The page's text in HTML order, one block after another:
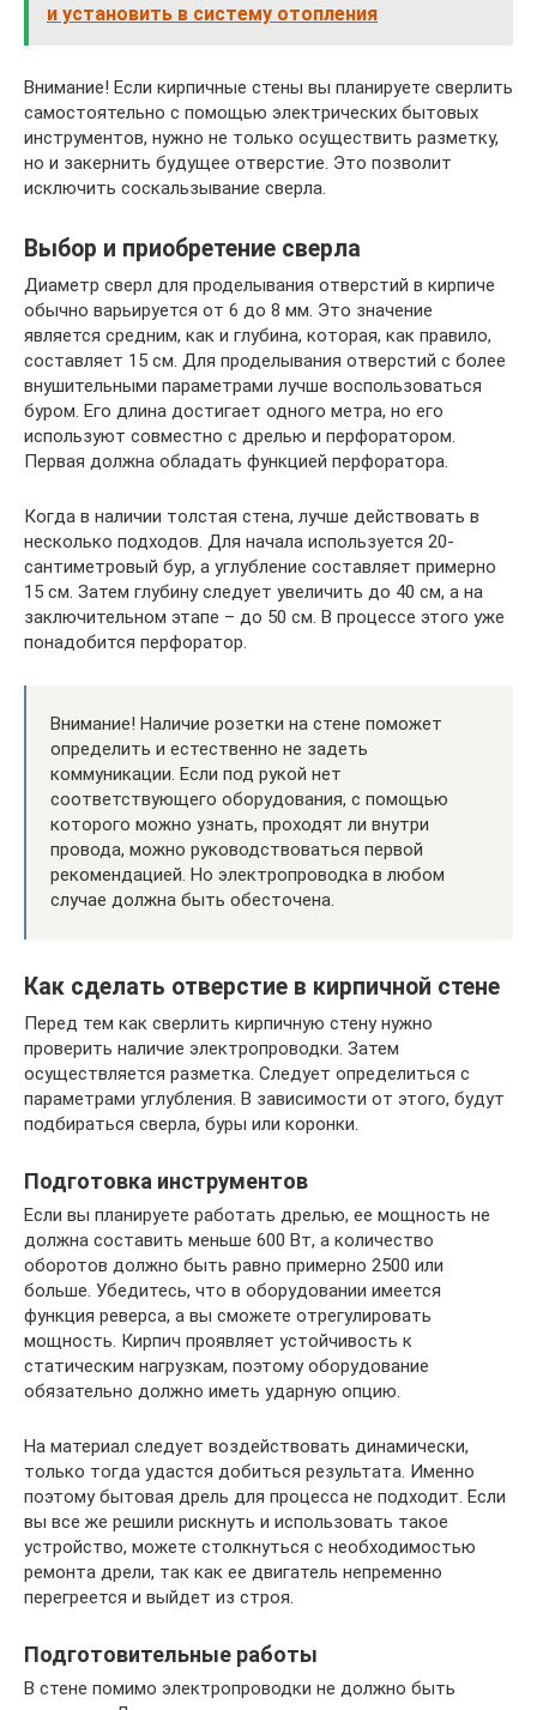
и установить в систему отопления
Внимание! Если кирпичные стены вы планируете сверлить
самостоятельно с помощью электрических бытовых
инструментов, нужно не только осуществить разметку,
но и закернить будущее отверстие. Это позволит
исключить соскальзывание сверла.
Выбор и приобретение сверла
Диаметр сверл для проделывания отверстий в кирпиче
обычно варьируется от 6 до 8 мм. Это значение
является средним, как и глубина, которая, как правило,
составляет 15 см. Для проделывания отверстий с более
внушительными параметрами лучше воспользоваться
буром. Его длина достигает одного метра, но его
используют совместно с дрелью и перфоратором.
Первая должна обладать функцией перфоратора.
Когда в наличии толстая стена, лучше действовать в
несколько подходов. Для начала используется 20-
сантиметровый бур, а углубление составляет примерно
15 см. Затем глубину следует увеличить до 40 см, а на
заключительном этапе – до 50 см. В процессе этого уже
понадобится перфоратор.
Внимание! Наличие розетки на стене поможет
определить и естественно не задеть
коммуникации. Если под рукой нет
соответствующего оборудования, с помощью
которого можно узнать, проходят ли внутри
провода, можно руководствоваться первой
рекомендацией. Но электропроводка в любом
случае должна быть обесточена.
Как сделать отверстие в кирпичной стене
Перед тем как сверлить кирпичную стену нужно
проверить наличие электропроводки. Затем
осуществляется разметка. Следует определиться с
параметрами углубления. В зависимости от этого, будут
подбираться сверла, буры или коронки.
Подготовка инструментов
Если вы планируете работать дрелью, ее мощность не
должна составить меньше 600 Вт, а количество
оборотов должно быть равно примерно 2500 или
больше. Убедитесь, что в оборудовании имеется
функция реверса, а вы сможете отрегулировать
мощность. Кирпич проявляет устойчивость к
статическим нагрузкам, поэтому оборудование
обязательно должно иметь ударную опцию.
На материал следует воздействовать динамически,
только тогда удастся добиться результата. Именно
поэтому бытовая дрель для процесса не подходит. Если
вы все же решили рискнуть и использовать такое
устройство, можете столкнуться с необходимостью
ремонта дрели, так как ее двигатель непременно
перегреется и выйдет из строя.
Подготовительные работы
В стене помимо электропроводки не должно быть